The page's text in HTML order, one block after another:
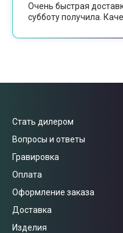
Очень быстрая
субботу получила.
Стать дилером
Вопросы и ответы
Гравировка
Оплата
Оформление заказа
Доставка
Изделия